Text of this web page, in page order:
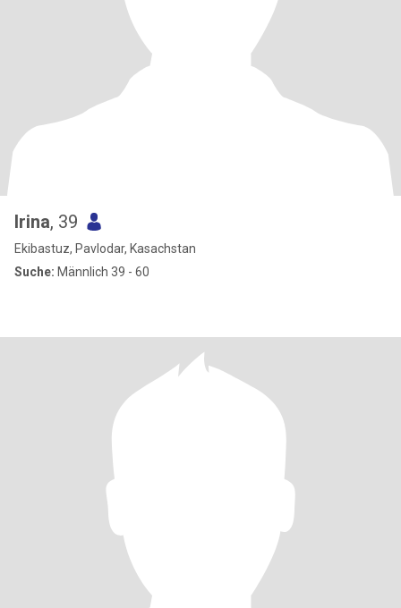
Irina, 39
Ekibastuz, Pavlodar, Kasachstan
Suche: Männlich 39 - 60